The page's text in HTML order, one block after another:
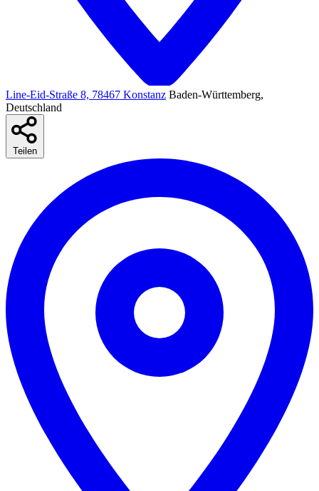
Line-Eid-Straße 8, 78467 Konstanz Baden-Württemberg,
Deutschland
Teilen